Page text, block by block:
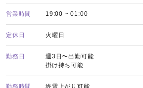
営業時間 19:00 ~ 01:00
定休日 火曜日
勤務日
週3日〜出勤可能
掛け持ち可能
勤務時間
終電上がり可能